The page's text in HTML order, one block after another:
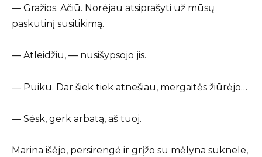
— Gražios. Ačiū. Norėjau atsiprašyti už mūsų
paskutinį susitikimą.
— Atleidžiu, — nusišypsojo jis.
— Puiku. Dar šiek tiek atnešiau, mergaitės žiūrėjo…
— Sėsk, gerk arbatą, aš tuoj.
Marina išėjo, persirengė ir grįžo su mėlyna suknele,